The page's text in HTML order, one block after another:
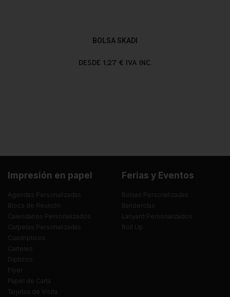
BOLSA SKADI
DESDE 1,27 € IVA INC.
Impresión en papel
Agendas Personalizadas
Blocs de Reunión
Calendarios Personalizados
Carpetas Personalizadas
Cuadrípticos
Carteles
Dípticos
Flyer
Papel de Carta
Tarjetas de Visita
Ferias y Eventos
Bolsas Personalizadas
Banderolas
Lanyard Personalizados
Roll Up